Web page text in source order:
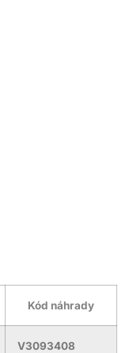
Kód náhrady
V3093408